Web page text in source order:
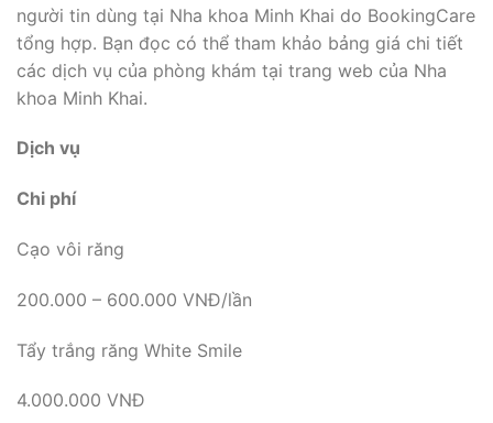
người tin dùng tại Nha khoa Minh Khai do BookingCare
tổng hợp. Bạn đọc có thể tham khảo bảng giá chi tiết
các dịch vụ của phòng khám tại trang web của Nha
khoa Minh Khai.
Dịch vụ
Chi phí
Cạo vôi răng
200.000 – 600.000 VNĐ/lần
Tẩy trắng răng White Smile
4.000.000 VNĐ